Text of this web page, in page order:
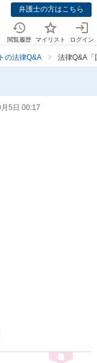
弁護士の方はこちら
閲覧履歴 マイリスト ログイン
の法律Q&A 法律Q&A「
5日 00:17